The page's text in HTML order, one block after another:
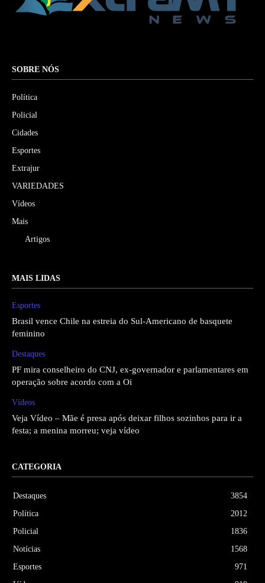
SOBRE NÓS
Política
Policial
Cidades
Esportes
Extrajur
VARIEDADES
Vídeos
Mais
Artigos
MAIS LIDAS
Esportes
Brasil vence Chile na estreia do Sul-Americano de basquete
feminino
Destaques
PF mira conselheiro do CNJ, ex-governador e parlamentares em
operação sobre acordo com a Oi
Vídeos
Veja Vídeo – Mãe é presa após deixar filhos sozinhos para ir a
festa; a menina morreu; veja vídeo
CATEGORIA
Destaques
3854
Política
2012
Policial
1836
Notícias
1568
Esportes
971